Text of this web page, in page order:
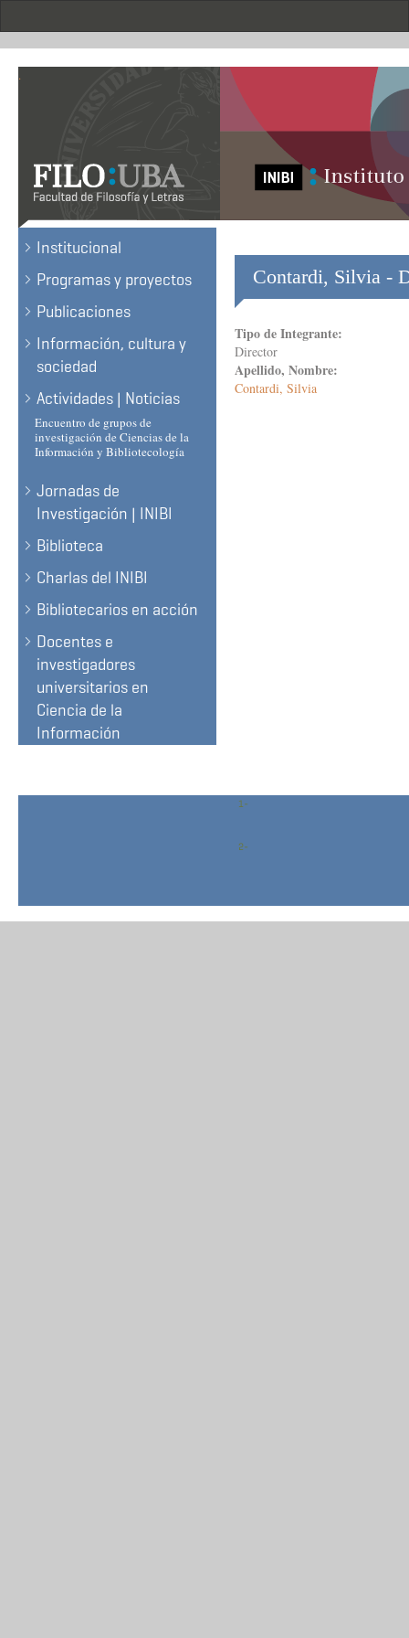
.
Institucional
Programas y proyectos
Publicaciones
Información, cultura y
sociedad
Actividades | Noticias
Encuentro de grupos de
investigación de Ciencias de la
Información y Bibliotecología
Jornadas de
Investigación | INIBI
Biblioteca
Charlas del INIBI
Bibliotecarios en acción
Docentes e
investigadores
universitarios en
Ciencia de la
Información
Contardi, Silvia -
Tipo de Integrante:
Director
Apellido, Nombre:
Contardi, Silvia